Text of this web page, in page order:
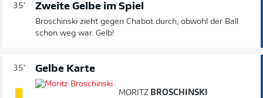
35' Zweite Gelbe im Spiel
Broschinski zieht gegen Chabot durch, obwohl der Ball
schon weg war. Gelb!
35' Gelbe Karte
MORITZ BROSCHINSKI